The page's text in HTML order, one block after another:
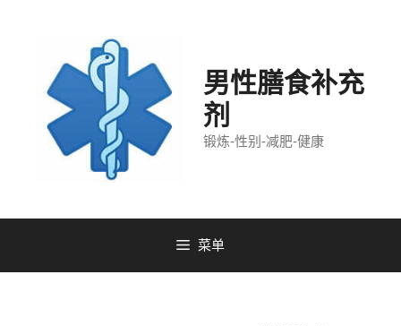
男性膳食补充
剂
锻炼-性别-减肥-健康
菜单